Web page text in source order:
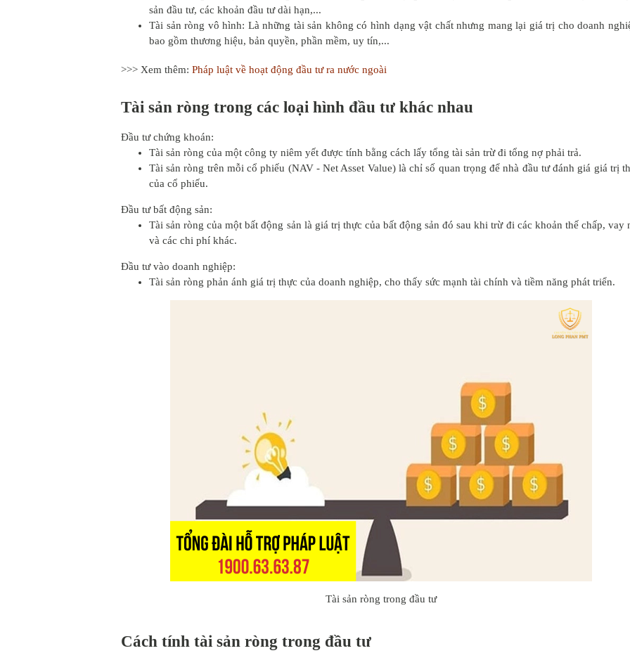
sản đầu tư, các khoản đầu tư dài hạn,...
Tài sản ròng vô hình: Là những tài sản không có hình dạng vật chất nhưng mang lại giá trị cho doanh
bao gồm thương hiệu, bản quyền, phần mềm, uy tín,...
>>> Xem thêm: Pháp luật về hoạt động đầu tư ra nước ngoài
Tài sản ròng trong các loại hình đầu tư khác nhau
Đầu tư chứng khoán:
Tài sản ròng của một công ty niêm yết được tính bằng cách lấy tổng tài sản trừ đi tổng nợ phải trả.
Tài sản ròng trên mỗi cổ phiếu (NAV - Net Asset Value) là chỉ số quan trọng để nhà đầu tư đánh giá giá trị
của cổ phiếu.
Đầu tư bất động sản:
Tài sản ròng của một bất động sản là giá trị thực của bất động sản đó sau khi trừ đi các khoản thế chấp, vay
và các chi phí khác.
Đầu tư vào doanh nghiệp:
Tài sản ròng phản ánh giá trị thực của doanh nghiệp, cho thấy sức mạnh tài chính và tiềm năng phát triển.
Tài sản ròng trong đầu tư
Cách tính tài sản ròng trong đầu tư